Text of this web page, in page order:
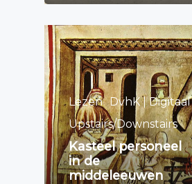
Lezen DvhK | Digitaal
Upstairs/Downstairs
Kasteel personeel
in de
middeleeuwen